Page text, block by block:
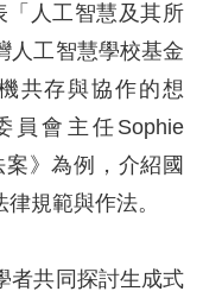
「人工智慧及其所
人工智慧學校基金
共存與協作的想
員會主任Sophie
》為例，介紹國
規範與作法。
者共同探討生成式